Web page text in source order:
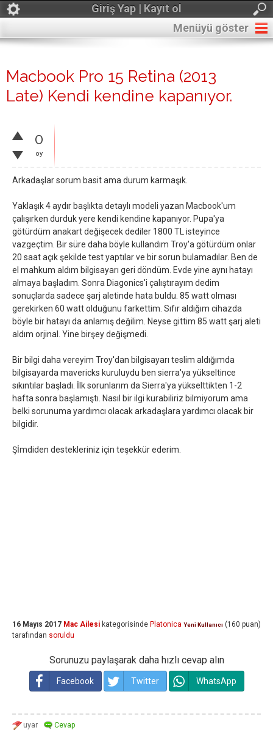
Giriş Yap | Kayıt ol
Menüyü göster
Macbook Pro 15 Retina (2013
Late) Kendi kendine kapanıyor.
0
oy
Arkadaşlar sorum basit ama durum karmaşık.
Yaklaşık 4 aydır başlıkta detaylı modeli yazan Macbook'um
çalışırken durduk yere kendi kendine kapanıyor. Pupa'ya
götürdüm anakart değişecek dediler 1800 TL isteyince
vazgeçtim. Bir süre daha böyle kullandım Troy'a götürdüm onlar
20 saat açık şekilde test yaptılar ve bir sorun bulamadılar. Ben de
el mahkum aldım bilgisayarı geri döndüm. Evde yine aynı hatayı
almaya başladım. Sonra Diagonics'i çalıştırayım dedim
sonuçlarda sadece şarj aletinde hata buldu. 85 watt olması
gerekirken 60 watt olduğunu farkettim. Sıfır aldığım cihazda
böyle bir hatayı da anlamış değilim. Neyse gittim 85 watt şarj aleti
aldım orjinal. Yine birşey değişmedi.
Bir bilgi daha vereyim Troy'dan bilgisayarı teslim aldığımda
bilgisayarda mavericks kuruluydu ben sierra'ya yükseltince
sıkıntılar başladı. İlk sorunlarım da Sierra'ya yükselttikten 1-2
hafta sonra başlamıştı. Nasıl bir ilgi kurabiliriz bilmiyorum ama
belki sorunuma yardımcı olacak arkadaşlara yardımcı olacak bir
bilgidir.
Şİmdiden destekleriniz için teşekkür ederim.
16 Mayıs 2017 Mac Ailesi kategorisinde Platonica Yeni Kullanıcı (160 puan)
tarafından soruldu
Sorunuzu paylaşarak daha hızlı cevap alın
Facebook Twitter WhatsApp